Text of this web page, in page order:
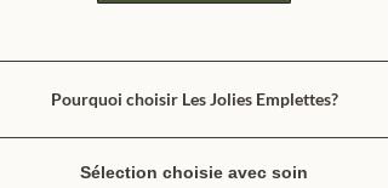
Pourquoi choisir Les Jolies Emplettes?
Sélection choisie avec soin